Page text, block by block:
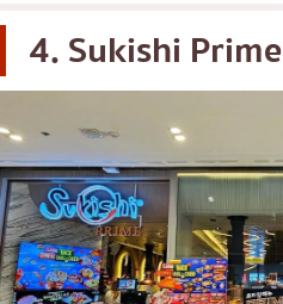
4. Sukishi Prime